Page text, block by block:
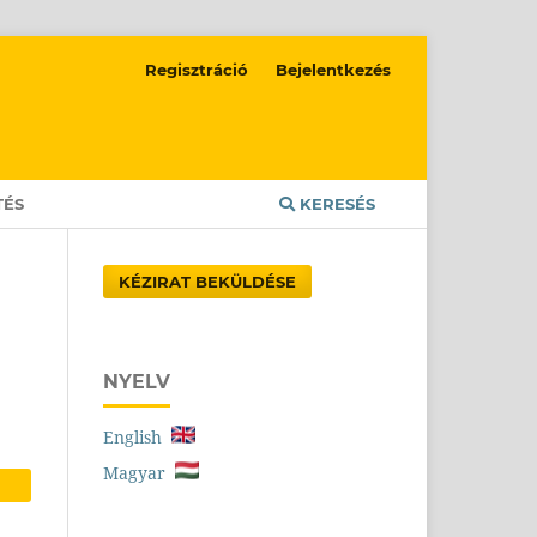
KERESÉS
Regisztráció Bejelentkezés
KÉZIRAT BEKÜLDÉSE
NYELV
English
Magyar